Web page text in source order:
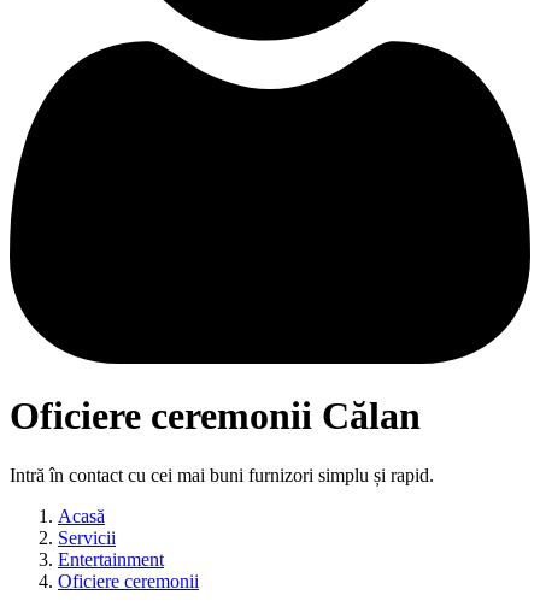
Oficiere ceremonii Călan
Intră în contact cu cei mai buni furnizori simplu și rapid.
Acasă
Servicii
Entertainment
Oficiere ceremonii